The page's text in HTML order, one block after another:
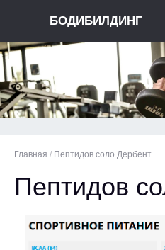
БОДИБИЛДИНГ
Главная / Пептидов соло Дербент
Пептидов